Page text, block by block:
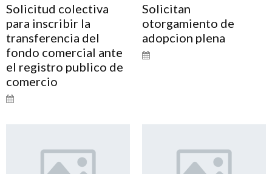
Solicitud colectiva
para inscribir la
transferencia del
fondo comercial ante
el registro publico de
comercio
Solicitan
otorgamiento de
adopcion plena